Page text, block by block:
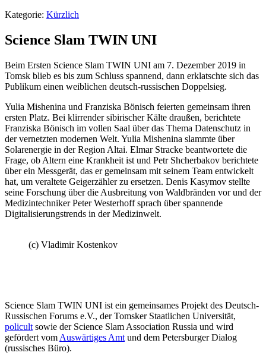
Kategorie: Kürzlich
Science Slam TWIN UNI
Beim Ersten Science Slam TWIN UNI am 7. Dezember 2019 in
Tomsk blieb es bis zum Schluss spannend, dann erklatschte sich das
Publikum einen weiblichen deutsch-russischen Doppelsieg.
Yulia Mishenina und Franziska Bönisch feierten gemeinsam ihren
ersten Platz. Bei klirrender sibirischer Kälte draußen, berichtete
Franziska Bönisch im vollen Saal über das Thema Datenschutz in
der vernetzten modernen Welt. Yulia Mishenina slammte über
Solarenergie in der Region Altai. Elmar Stracke beantwortete die
Frage, ob Altern eine Krankheit ist und Petr Shcherbakov berichtete
über ein Messgerät, das er gemeinsam mit seinem Team entwickelt
hat, um veraltete Geigerzähler zu ersetzen. Denis Kasymov stellte
seine Forschung über die Ausbreitung von Waldbränden vor und der
Medizintechniker Peter Westerhoff sprach über spannende
Digitalisierungstrends in der Medizinwelt.
(c) Vladimir Kostenkov
Science Slam TWIN UNI ist ein gemeinsames Projekt des Deutsch-
Russischen Forums e.V., der Tomsker Staatlichen Universität,
policult sowie der Science Slam Association Russia und wird
gefördert vom Auswärtiges Amt und dem Petersburger Dialog
(russisches Büro).